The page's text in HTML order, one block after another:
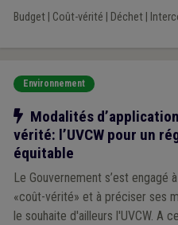
Budget| Coût-vérité Déchet|
Environnement
Notre action
Modalités
vérité: l’UVCW pour un
équitable
Le Gouvernement s’est engagé
«coût-vérité» et à préciser ses
le souhaite d'ailleurs l'UVCW. A